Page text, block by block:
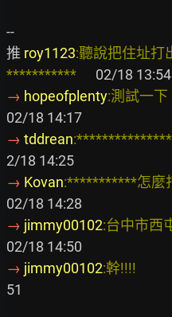
--
推 roy1123:聽說把住址
***********
→ hopeofplenty:測試一
→ tddrean
→ Kovan:***********怎麼
→ jimmy00102:台中市西
→ jimmy00102:幹!!!!
51